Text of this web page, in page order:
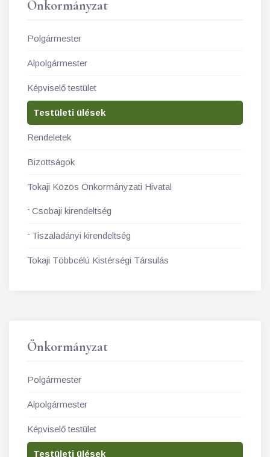
Önkormányzat
Polgármester
Alpolgármester
Képviselő testület
Testületi ülések
Rendeletek
Bizottságok
Tokaji Közös Önkormányzati Hivatal
Csobaji kirendeltség
Tiszaladányi kirendeltség
Tokaji Többcélú Kistérségi Társulás
Önkormányzat
Polgármester
Alpolgármester
Képviselő testület
Testületi ülések